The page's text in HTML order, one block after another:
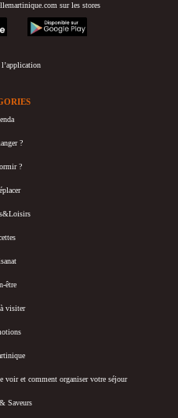
sur les stores
googleplay
l’application
?
?
être
visiter
voir et comment organiser votre séjour
Saveurs